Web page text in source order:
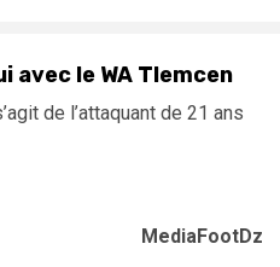
avec le WA Tlemcen
de l’attaquant de 21 ans
MediaFootDz